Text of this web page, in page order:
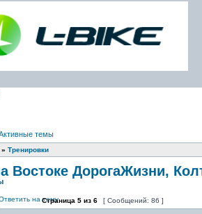
темы
» Тренировки
Востоке ДорогаЖизни,
Страница 5 из 6 [ Сообщений: 86 ]